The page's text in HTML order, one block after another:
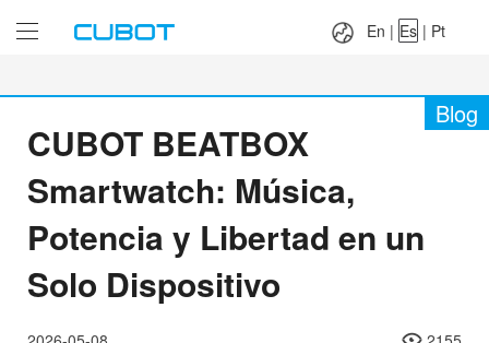
Pt
En | Es | Pt
Blog
CUBOT BEATBOX
Smartwatch: Música,
Potencia y Libertad en un
Solo Dispositivo